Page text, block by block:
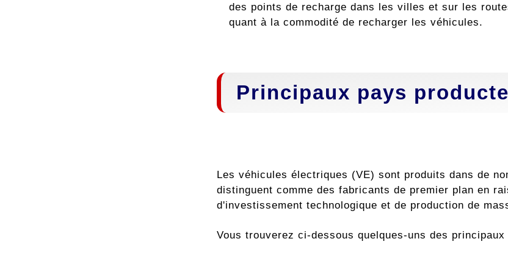
des points de recharge dans les villes et sur les
quant à la commodité de recharger les véhicules.
Principaux pays
Les véhicules électriques (VE) sont produits dans de
distinguent comme des fabricants de premier plan en
d'investissement technologique et de production de
Vous trouverez ci-dessous quelques-uns des